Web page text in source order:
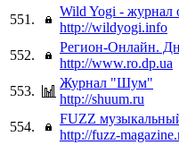
551.
Wild Yogi - журнал
http://wildyogi.info
552.
Регион-Онлайн.
http://www.ro.dp.ua
553.
Журнал "Шум"
http://shuum.ru
554.
FUZZ
http://fuzz-